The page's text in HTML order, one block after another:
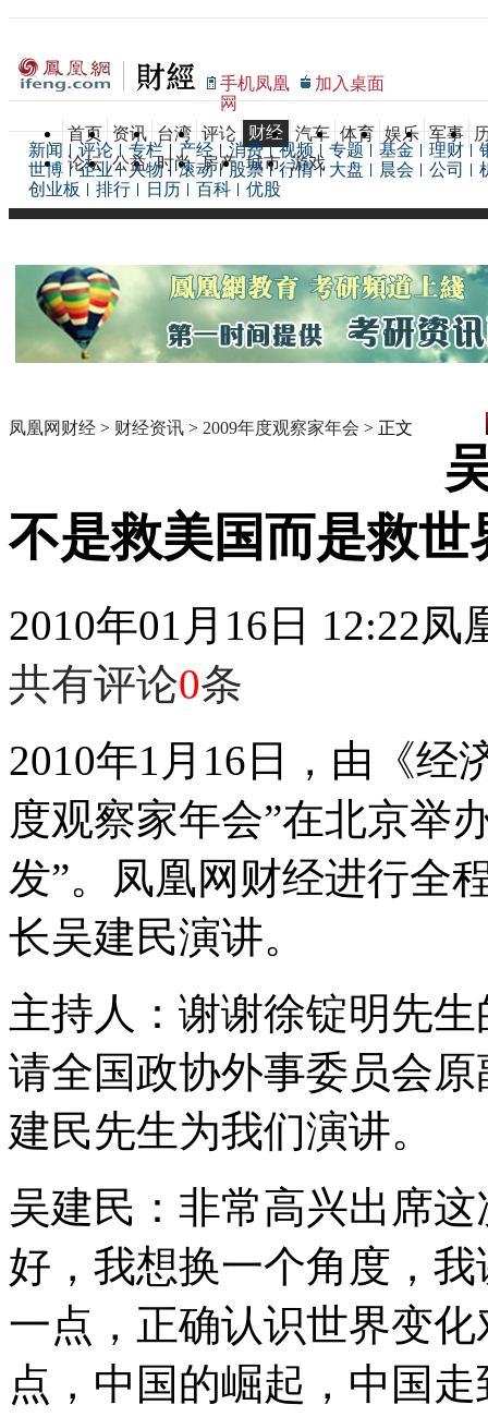
手机凤凰
网
加入桌面
首页 资讯 台湾 评论 财经 汽车 体育 娱乐 军事
论坛 公益 时尚 房产 城市 游戏
新闻 评论 专栏 产经 消费 视频 专题 基金 理财
世博
企业 人物 滚动 股票 行情 大盘 晨会 公司
创业板
排行 日历 百科 优股
凤凰网财经 > 财经资讯 > 2009年度观察家年会 > 正文
不是救美国而是救世
2010年01月16日 12:22凤
共有评论0条
2010年1月16日，由《经
度观察家年会”在北京举
发”。凤凰网财经进行全
长吴建民演讲。
主持人：谢谢徐锭明先
请全国政协外事委员会
建民先生为我们演讲。
吴建民：非常高兴出席
好，我想换一个角度，
一点，正确认识世界变
点，中国的崛起，中国